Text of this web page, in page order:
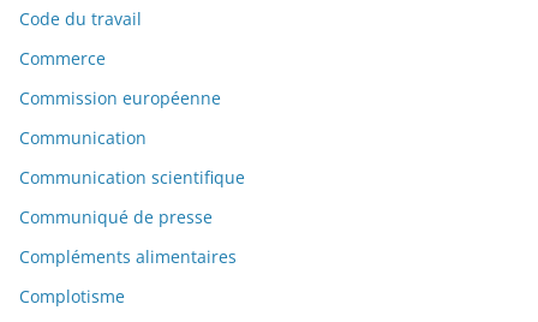
Code du travail
Commerce
Commission européenne
Communication
Communication scientifique
Communiqué de presse
Compléments alimentaires
Complotisme